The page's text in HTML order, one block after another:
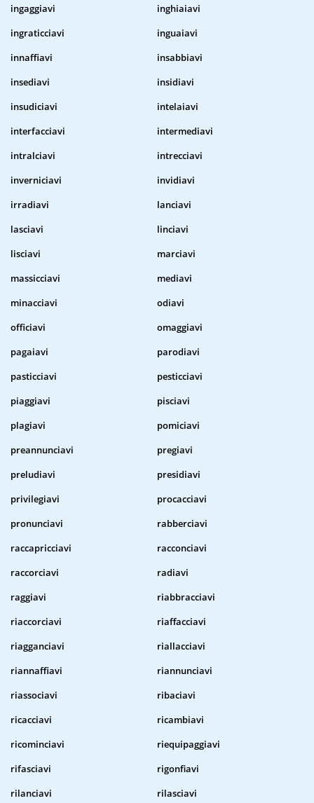
ingaggiavi
inghiaiavi
ingraticciavi
inguaiavi
innaffiavi
insabbiavi
insediavi
insidiavi
insudiciavi
intelaiavi
interfacciavi
intermediavi
intralciavi
intrecciavi
inverniciavi
invidiavi
irradiavi
lanciavi
lasciavi
linciavi
lisciavi
marciavi
massicciavi
mediavi
minacciavi
odiavi
officiavi
omaggiavi
pagaiavi
parodiavi
pasticciavi
pesticciavi
piaggiavi
pisciavi
plagiavi
pomiciavi
preannunciavi
pregiavi
preludiavi
presidiavi
privilegiavi
procacciavi
pronunciavi
rabberciavi
raccapricciavi
racconciavi
raccorciavi
radiavi
raggiavi
riabbracciavi
riaccorciavi
riaffacciavi
riagganciavi
riallacciavi
riannaffiavi
riannunciavi
riassociavi
ribaciavi
ricacciavi
ricambiavi
ricominciavi
riequipaggiavi
rifasciavi
rigonfiavi
rilanciavi
rilasciavi